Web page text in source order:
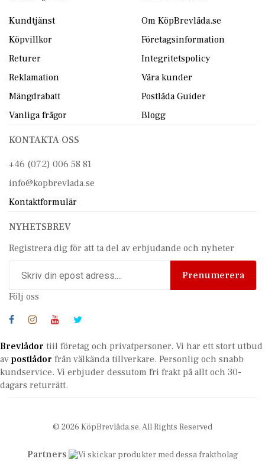
Kundtjänst
Köpvillkor
Returer
Reklamation
Mängdrabatt
Vanliga frågor
Om KöpBrevlåda.se
Företagsinformation
Integritetspolicy
Våra kunder
Postlåda Guider
Blogg
KONTAKTA OSS
+46 (072) 006 58 81
info@kopbrevlada.se
Kontaktformulär
NYHETSBREV
Registrera dig för att ta del av erbjudande och nyheter
Prenumerera
Följ oss
Brevlådor tiil företag och privatpersoner. Vi har ett stort utbud
av postlådor från välkända tillverkare. Personlig och snabb
kundservice. Vi erbjuder dessutom fri frakt på allt och 30-
dagars returrätt.
© 2026 KöpBrevlåda.se. All Rights Reserved
Partners